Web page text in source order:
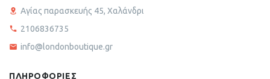
Αγίας παρασκευής 45, Χαλάνδρι
2106836735
info@londonboutique.gr
ΠΛΗΡΟΦΟΡΙΕΣ